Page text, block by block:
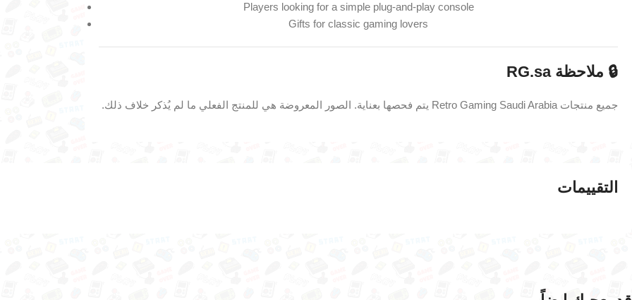
Players looking for a simple plug-and-play console
Gifts for classic gaming lovers
🔒 ملاحظة RG.sa
جميع منتجات Retro Gaming Saudi Arabia يتم فحصها بعناية. الصور المعروضة هي للمنتج الفعلي ما لم يُذكر خلاف ذلك.
التقييمات